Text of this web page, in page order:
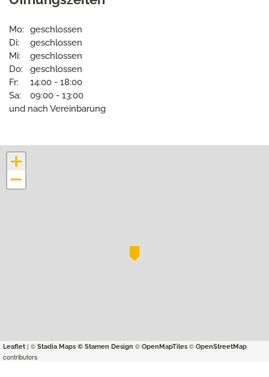
Mo:
geschlossen
Di:
geschlossen
Mi:
geschlossen
Do:
geschlossen
Fr:
14:00 - 18:00
Sa:
09:00 - 13:00
und nach Vereinbarung
+
−
Leaflet | © Stadia Maps © Stamen Design © OpenMapTiles © OpenStreetMap
contributors